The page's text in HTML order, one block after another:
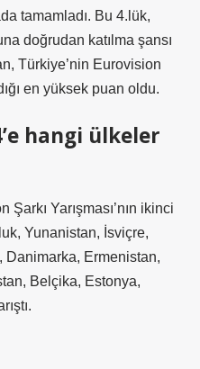
tamamladı. Bu 4.lük,
doğrudan katılma şansı
Türkiye’nin Eurovision
en yüksek puan oldu.
hangi ülkeler
Yarışması’nın ikinci
Yunanistan, İsviçre,
Danimarka, Ermenistan,
Belçika, Estonya,